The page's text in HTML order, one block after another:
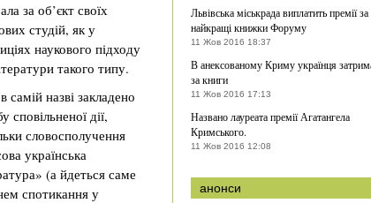
за об’єкт своїх
студій, як у
наукового підходу
такого типу.
самій назві закладено
сповільненої дії,
словосполучення
українська
(а йдеться саме
спотикання у
Львівська міськрада виплатить премії за
найкращі книжки Форуму
11 Жов 2016 18:37
В анексованому Криму українця
за книги
11 Жов 2016 17:13
Названо лауреата премії Агатангела
Кримського.
11 Жов 2016 12:08
анонси